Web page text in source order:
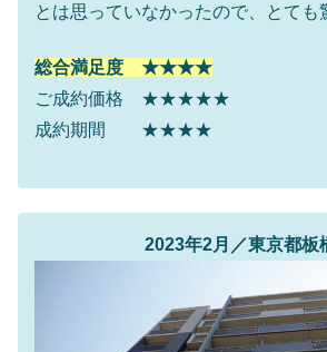
とは思っていなかったので、とても
総合満足度 ★★★★
ご成約価格 ★★★★★
成約期間 ★★★★
2023年2月／東京都板